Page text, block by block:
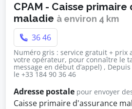
CPAM - Caisse
maladie à environ 4 km
36 46
Numéro gris : service gratuit + prix
votre opérateur, pour connaître le
message en début d’appel) ,
le +33 184 90 36 46
Adresse postale pour envoyer
Caisse primaire d'assurance